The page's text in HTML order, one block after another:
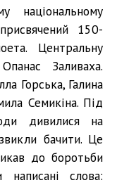
національному
150-
Центральну
Заливаха.
Горська, Галина
Семикіна. Під
дивилися на
бачити. Це
до боротьби
слова: